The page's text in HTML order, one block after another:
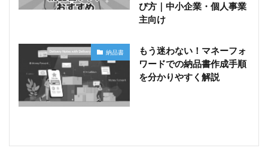
び方｜中小企業・個人事業
主向け
納品書
もう迷わない！マネーフォ
ワードでの納品書作成手順
を分かりやすく解説